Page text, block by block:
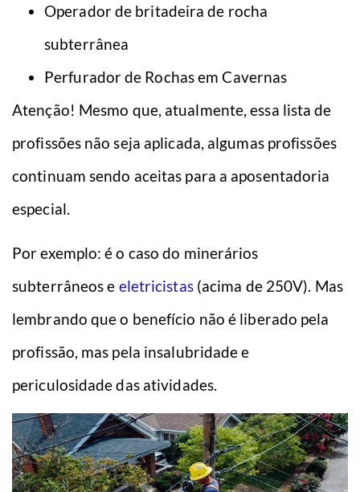
Operador de britadeira de rocha
subterrânea
Perfurador de Rochas em Cavernas
Atenção! Mesmo que, atualmente, essa lista de
profissões não seja aplicada, algumas profissões
continuam sendo aceitas para a aposentadoria
especial.
Por exemplo: é o caso do minerários
subterrâneos e eletricistas(acima de 250V). Mas
lembrando que o benefício não é liberado pela
profissão, mas pela insalubridade e
periculosidade das atividades.